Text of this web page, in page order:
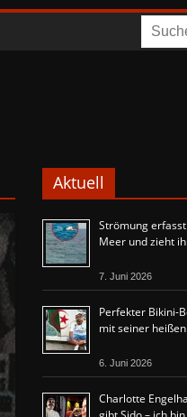
Aktuell
Strömung
Meer und zieht
7. Juni 2026
Perfekter Bikini-
mit seiner
6. Juni 2026
Charlotte